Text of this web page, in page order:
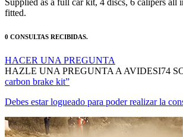
Supplied as a full car kit, 4 discs, 6 calipers all
fitted.
0 CONSULTAS RECIBIDAS.
HACER UNA PREGUNTA
HAZLE UNA PREGUNTA A AVIDESI74
carbon brake kit”
Debes estar logueado para poder realizar la